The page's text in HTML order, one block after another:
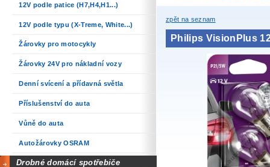
12V podle patice (H7,H4,H1...)
12V podle typu (X-Treme, White...)
Žárovky pro motocykly
Žárovky 24V pro nákladní vozy
Denní svícení a přídavná světla
Příslušenství do auta
Vůně do auta
Autožárovky OSRAM
Drobné domácí spotřebiče
zpět na seznam
Philips VisionPlus